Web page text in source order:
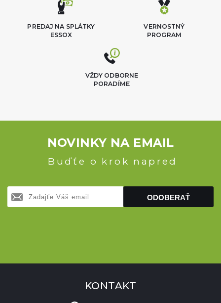
VERNOSTNÝ
PROGRAM
PREDAJ NA SPLÁTKY
ESSOX
VŽDY ODBORNE
PORADÍME
NOVINKY NA EMAIL
Buďťe o krok napred
ODOBERAŤ
KONTAKT